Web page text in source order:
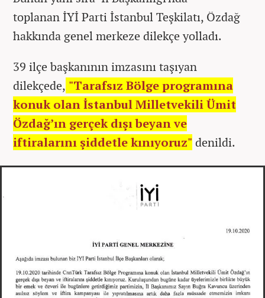
toplanan İYİ Parti İstanbul Teşkilatı, Özdağ
hakkında genel merkeze dilekçe yolladı.
39 ilçe başkanının imzasını taşıyan
dilekçede, "Tarafsız Bölge programına
konuk olan İstanbul Milletvekili Ümit
Özdağ’ın gerçek dışı beyan ve
iftiralarını şiddetle kınıyoruz" denildi.